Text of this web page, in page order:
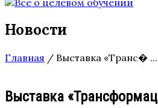
Новости
Главная / Выставка «Транс� ...
Выставка